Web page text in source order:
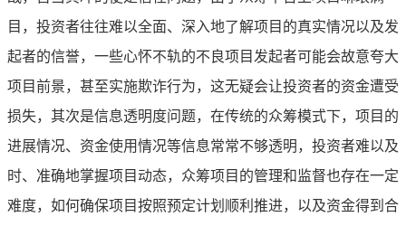
目，投资者往往难以全面、深入地了解项目的真实情况以及发
起者的信誉，一些心怀不轨的不良项目发起者可能会故意夸大
项目前景，甚至实施欺诈行为，这无疑会让投资者的资金遭受
损失，其次是信息透明度问题，在传统的众筹模式下，项目的
进展情况、资金使用情况等信息常常不够透明，投资者难以及
时、准确地掌握项目动态，众筹项目的管理和监督也存在一定
难度，如何确保项目按照预定计划顺利推进，以及资金得到合